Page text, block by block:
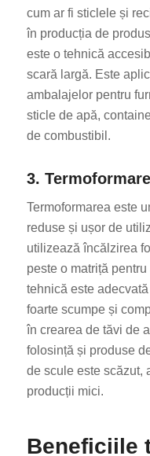
cum ar fi sticlele și
în producția de
este o tehnică
scară largă. Este
ambalajelor pentru
sticle de apă,
de combustibil.
3. Termoformare
Termoformarea este
reduse și ușor de
utilizează încălzirea
peste o matriță
tehnică este
foarte scumpe și
în crearea de tăvi de
folosință și produse
de scule este scăzut,
producții mici.
Beneficiile